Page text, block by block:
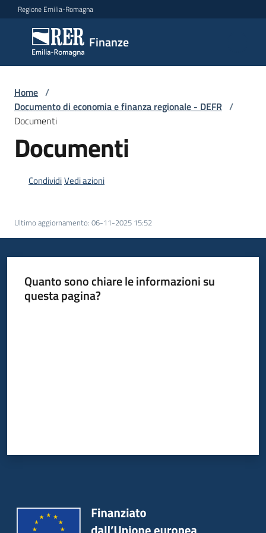
Vai al contenuto
Vai alla navigazione
Vai al footer
Regione Emilia-Romagna
Finanze
Finanze
Argomenti
Novità
Leggi
Bandi
Progetti
Home /
Documento di economia e finanza regionale - DEFR /
Documenti
Documenti
CondividiVedi azioni
Ultimo aggiornamento: 06-11-2025 15:52
Quanto sono chiare le informazioni su
questa pagina?